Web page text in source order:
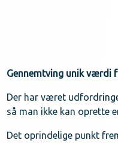
Gennemtving unik værdi
Der har været
så man ikke kan oprette
Det oprindelige punkt